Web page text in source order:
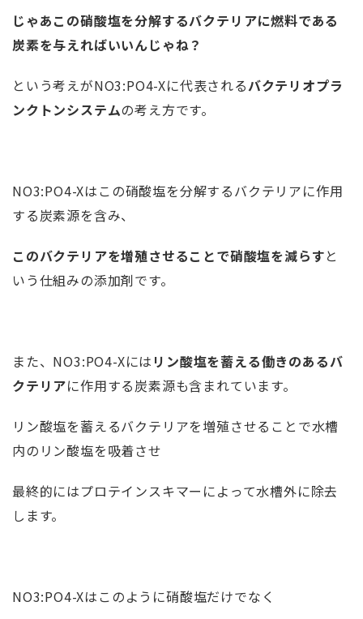
じゃあこの硝酸塩を分解するバクテリアに燃料である
炭素を与えればいいんじゃね？
という考えがNO3:PO4-Xに代表されるバクテリオプラ
ンクトンシステムの考え方です。
NO3:PO4-Xはこの硝酸塩を分解するバクテリアに作用
する炭素源を含み、
このバクテリアを増殖させることで硝酸塩を減らすと
いう仕組みの添加剤です。
また、NO3:PO4-Xには リン酸塩を蓄える働きのあるバ
クテリアに作用する炭素源も含まれています。
リン酸塩を蓄えるバクテリアを増殖させることで水槽
内のリン酸塩を吸着させ
最終的にはプロテインスキマーによって水槽外に除去
します。
NO3:PO4-Xはこのように硝酸塩だけでなく